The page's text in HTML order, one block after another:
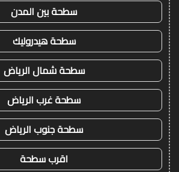
سطحة بين المدن
سطحة هيدروليك
سطحة شمال الرياض
سطحة غرب الرياض
سطحة جنوب الرياض
اقرب سطحة